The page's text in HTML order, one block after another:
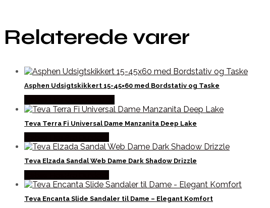
Relaterede varer
Asphen Udsigtskikkert 15-45×60 med Bordstativ og Taske
Teva Terra Fi Universal Dame Manzanita Deep Lake
Teva Elzada Sandal Web Dame Dark Shadow Drizzle
Teva Encanta Slide Sandaler til Dame – Elegant Komfort